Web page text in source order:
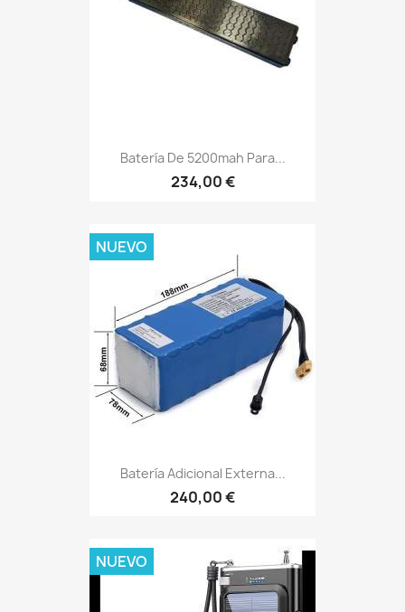
Batería De 5200mah Para...
234,00 €
Batería Adicional Externa...
240,00 €
NUEVO
NUEVO